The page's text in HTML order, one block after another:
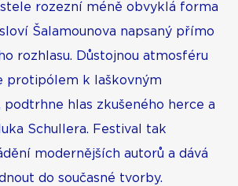
rozezní méně obvyklá forma
Šalamounova napsaný přímo
rozhlasu. Důstojnou atmosféru
protipólem k laškovným
hlas zkušeného herce a
Schullera. Festival tak
modernějších autorů a dává
do současné tvorby.